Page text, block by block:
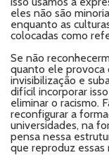
eles não são
enquanto as
colocadas como
Se não
quanto ele provoca
invisibilização e
difícil incorporar
eliminar o racismo.
reconfigurar a
universidades, na
pensa nessa
que reproduz